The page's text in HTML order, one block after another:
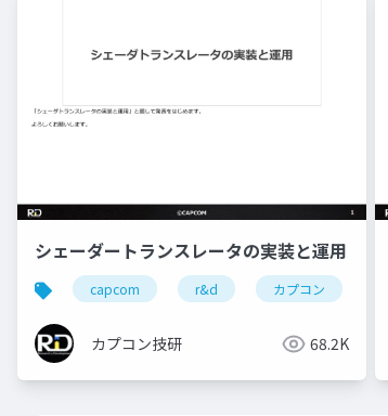
シェーダートランスレータの実装と運用
capcom r&d カプコン
カプコン技研 68.2K